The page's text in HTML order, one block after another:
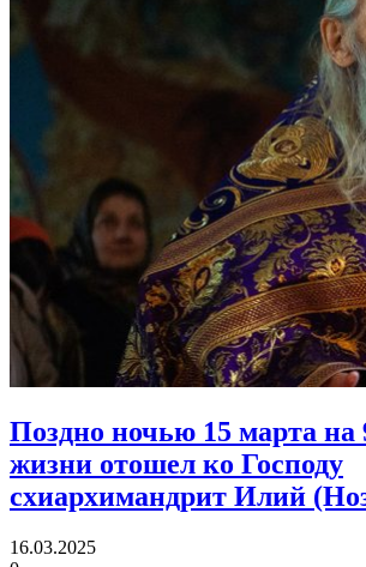
Поздно ночью 15 марта на
жизни отошел ко Господу
схиархимандрит Илий
16.03.2025